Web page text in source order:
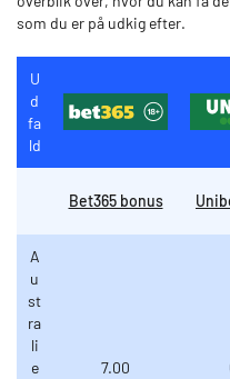
som du er på udkig efter.
U
d
fa
ld
Bet365 bonus
A
u
st
ra
li
e
7.00